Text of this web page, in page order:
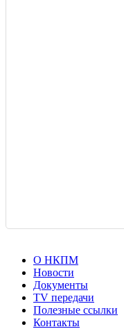
О НКПМ
Новости
Документы
TV передачи
Полезные ссылки
Контакты